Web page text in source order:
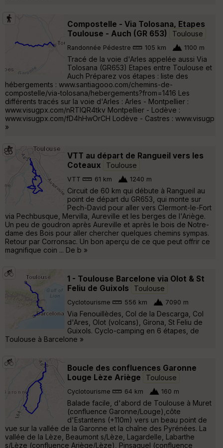
Compostelle - Via Tolosana, Etapes
Toulouse - Auch (GR 653)
Toulouse
Randonnée Pédestre 105 km 1100 m
Tracé de la voie d'Arles appelée aussi Via
Tolosana (GR653) Etapes entre Toulouse et
Auch Préparez vos étapes : liste des
hébergements : www.santiagooo.com/chemins-de-
compostelle/via-tolosana/hebergements?from=1416 Les
différents tracés sur la voie d'Arles : Arles - Montpellier :
www.visugpx.com/nRTIQR4tkv Montpellier - Lodève :
www.visugpx.com/fD4hHwOrCH Lodève - Castres : www.visugp
»
VTT au départ de Rangueil vers les
Coteaux
Toulouse
VTT 61 km 1240 m
Circuit de 60 km qui débute à Rangueil au
point de départ du GR653, qui monte sur
Pech-David pour aller vers Clermont-le-Fort
via Pechbusque, Mervilla, Aureville et les berges de l'Ariège.
Un peu de goudron après Aureville et après le bois de Notre-
dame des Bois pour aller chercher quelques chemins sympas.
Retour par Corronsac. Un bon aperçu de ce que peut offrir ce
magnifique coin ... De b »
1 - Toulouse Barcelone via Olot & St
Feliu de Guixols
Toulouse
Cyclotourisme 556 km 7090 m
Via Fenouillèdes, Col de la Descarga, Col
d'Ares, Olot (volcans), Girona, St Feliu de
Guixols. Cyclo-camping en 6 étapes, de
Toulouse à Barcelone »
Boucle des confluences Garonne
Louge Lèze Ariège
Toulouse
Cyclotourisme 64 km 160 m
Balade facile, d'abord de Toulouse à Muret
(confluence Garonne/Louge),côte
d'Estantens (+110m) vers un beau point de
vue sur la vallée de la Garonne et la chaîne des Pyrénées. La
vallée de la Lèze, Beaumont s/Lèze, Lagardelle, Labarthe
s/Lèze (confluence Ariège/Lèze), Pinsaguel (confluence